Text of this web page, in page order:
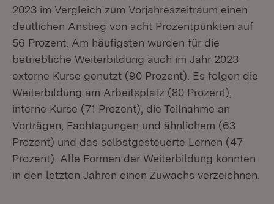
2023 im Vergleich zum Vorjahreszeitraum einen
deutlichen Anstieg von acht Prozentpunkten auf
56 Prozent. Am häufigsten wurden für die
betriebliche Weiterbildung auch im Jahr 2023
externe Kurse genutzt (90 Prozent). Es folgen die
Weiterbildung am Arbeitsplatz (80 Prozent),
interne Kurse (71 Prozent), die Teilnahme an
Vorträgen, Fachtagungen und ähnlichem (63
Prozent) und das selbstgesteuerte Lernen (47
Prozent). Alle Formen der Weiterbildung konnten
in den letzten Jahren einen Zuwachs verzeichnen.